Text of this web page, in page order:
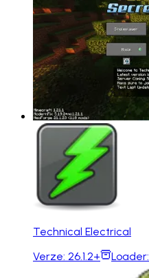
Technical Electrical
Verze: 26.1.2+ Loader: